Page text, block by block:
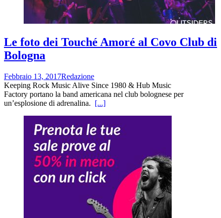
Le foto dei Touché Amoré al Covo Club di
Bologna
Febbraio 13, 2017Redazione
Keeping Rock Music Alive Since 1980 & Hub Music
Factory portano la band americana nel club bolognese per
un’esplosione di adrenalina. [...]